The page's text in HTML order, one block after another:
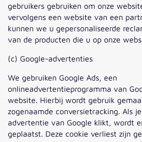
gebruikers gebruiken om onze
vervolgens een website van een
kunnen we u gepersonaliseerde
van de producten die u op onze
(c) Google-advertenties
We gebruiken Google Ads, een
onlineadvertentieprogramma van
website. Hierbij wordt gebruik
zogenaamde conversietracking. Als
advertentie van Google klikt, wordt
geplaatst. Deze cookie verliest zijn